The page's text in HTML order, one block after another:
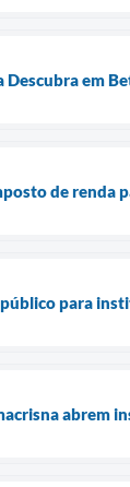
em
de renda
para
abrem